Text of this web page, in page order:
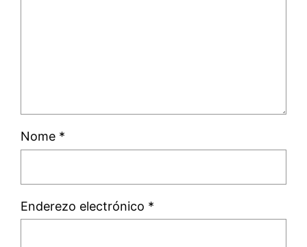
Nome *
Enderezo electrónico *